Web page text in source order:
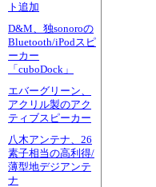
ト追加
D&M、独sonoroの
Bluetooth/iPodスピ
ーカー
「cuboDock」
エバーグリーン、
アクリル製のアク
ティブスピーカー
八木アンテナ、26
素子相当の高利得/
薄型地デジアンテ
ナ